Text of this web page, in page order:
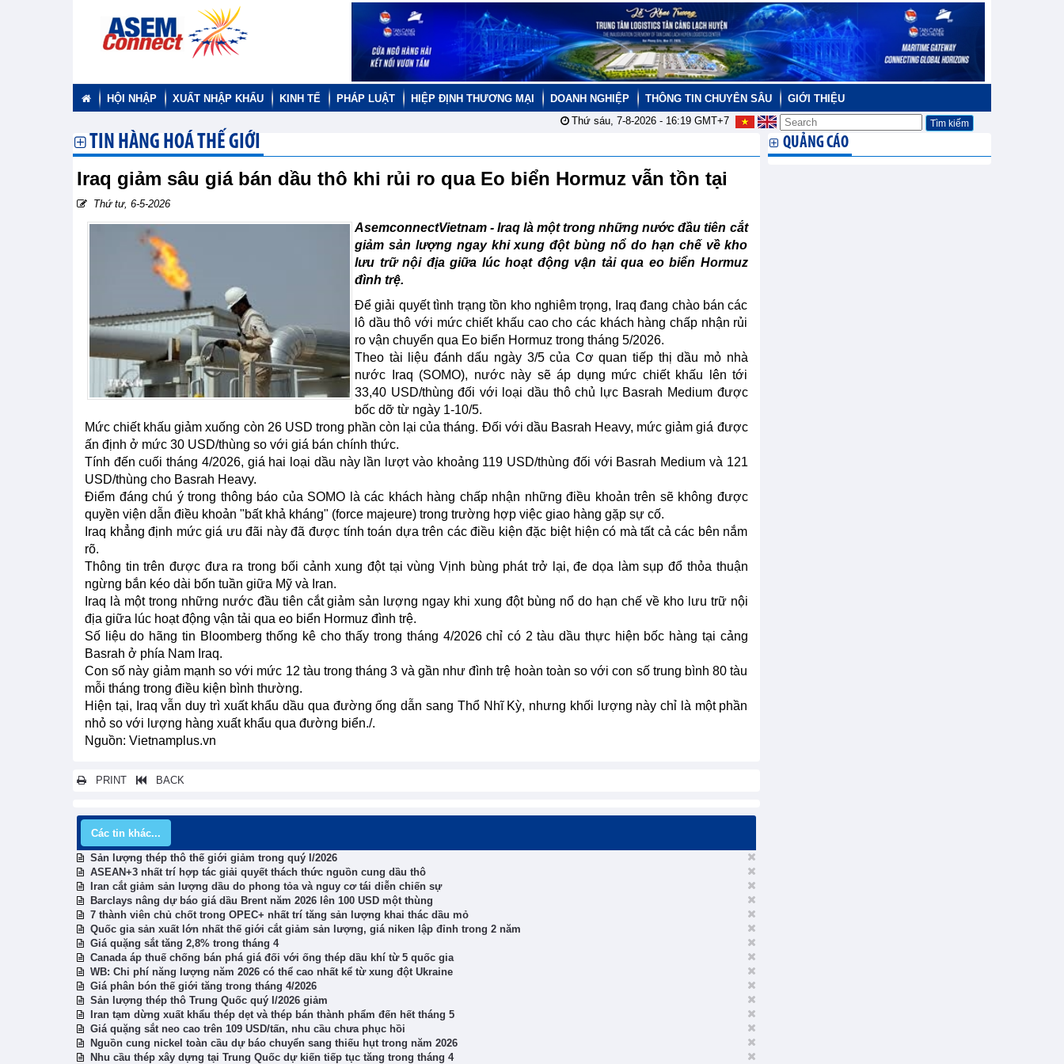
HỘI NHẬP XUẤT NHẬP KHẨU KINH TẾ PHÁP LUẬT HIỆP ĐỊNH THƯƠNG MẠI DOANH NGHIỆP THÔNG TIN CHUYÊN SÂU
GIỚI THIỆU
Thứ sáu, 7-8-2026 - 16:19GMT+7
TIN HÀNG HOÁ THẾ GIỚI
Iraq giảm sâu giá bán dầu thô khi rủi ro qua Eo biển Hormuz vẫn tồn tại
Thứ tư, 6-5-2026
AsemconnectVietnam -Iraq là một trong những nước đầu tiên cắt
giảm sản lượng ngay khi xung đột bùng nổ do hạn chế về kho
lưu trữ nội địa giữa lúc hoạt động vận tải qua eo biển Hormuz
đình trệ.
Để giải quyết tình trạng tồn kho nghiêm trọng, Iraq đang chào bán các
lô dầu thô với mức chiết khấu cao cho các khách hàng chấp nhận rủi
ro vận chuyển qua Eo biển Hormuz trong tháng 5/2026.
Theo tài liệu đánh dấu ngày 3/5 của Cơ quan tiếp thị dầu mỏ nhà
nước Iraq (SOMO), nước này sẽ áp dụng mức chiết khấu lên tới
33,40 USD/thùng đối với loại dầu thô chủ lực Basrah Medium được
bốc dỡ từ ngày 1-10/5.
Mức chiết khấu giảm xuống còn 26 USD trong phần còn lại của tháng. Đối với dầu Basrah Heavy, mức giảm giá được
ấn định ở mức 30 USD/thùng so với giá bán chính thức.
Tính đến cuối tháng 4/2026, giá hai loại dầu này lần lượt vào khoảng 119 USD/thùng đối với Basrah Medium và 121
USD/thùng cho Basrah Heavy.
Điểm đáng chú ý trong thông báo của SOMO là các khách hàng chấp nhận những điều khoản trên sẽ không được
quyền viện dẫn điều khoản "bất khả kháng" (force majeure) trong trường hợp việc giao hàng gặp sự cố.
Iraq khẳng định mức giá ưu đãi này đã được tính toán dựa trên các điều kiện đặc biệt hiện có mà tất cả các bên nắm
rõ.
Thông tin trên được đưa ra trong bối cảnh xung đột tại vùng Vịnh bùng phát trở lại, đe dọa làm sụp đổ thỏa thuận
ngừng bắn kéo dài bốn tuần giữa Mỹ và Iran.
Iraq là một trong những nước đầu tiên cắt giảm sản lượng ngay khi xung đột bùng nổ do hạn chế về kho lưu trữ nội
địa giữa lúc hoạt động vận tải qua eo biển Hormuz đình trệ.
Số liệu do hãng tin Bloomberg thống kê cho thấy trong tháng 4/2026 chỉ có 2 tàu dầu thực hiện bốc hàng tại cảng
Basrah ở phía Nam Iraq.
Con số này giảm mạnh so với mức 12 tàu trong tháng 3 và gần như đình trệ hoàn toàn so với con số trung bình 80 tàu
mỗi tháng trong điều kiện bình thường.
Hiện tại, Iraq vẫn duy trì xuất khẩu dầu qua đường ống dẫn sang Thổ Nhĩ Kỳ, nhưng khối lượng này chỉ là một phần
nhỏ so với lượng hàng xuất khẩu qua đường biển./.
Nguồn: Vietnamplus.vn
PRINT BACK
Các tin khác...
Sản lượng thép thô thế giới giảm trong quý I/2026
ASEAN+3 nhất trí hợp tác giải quyết thách thức nguồn cung dầu thô
Iran cắt giảm sản lượng dầu do phong tỏa và nguy cơ tái diễn chiến sự
Barclays nâng dự báo giá dầu Brent năm 2026 lên 100 USD một thùng
7 thành viên chủ chốt trong OPEC+ nhất trí tăng sản lượng khai thác dầu mỏ
Quốc gia sản xuất lớn nhất thế giới cắt giảm sản lượng, giá niken lập đỉnh trong 2 năm
Giá quặng sắt tăng 2,8% trong tháng 4
Canada áp thuế chống bán phá giá đối với ống thép dầu khí từ 5 quốc gia
WB: Chi phí năng lượng năm 2026 có thể cao nhất kể từ xung đột Ukraine
Giá phân bón thế giới tăng trong tháng 4/2026
Sản lượng thép thô Trung Quốc quý I/2026 giảm
Iran tạm dừng xuất khẩu thép dẹt và thép bán thành phẩm đến hết tháng 5
Giá quặng sắt neo cao trên 109 USD/tấn, nhu cầu chưa phục hồi
Nguồn cung nickel toàn cầu dự báo chuyển sang thiếu hụt trong năm 2026
Nhu cầu thép xây dựng tại Trung Quốc dự kiến tiếp tục tăng trong tháng 4
QUẢNG CÁO